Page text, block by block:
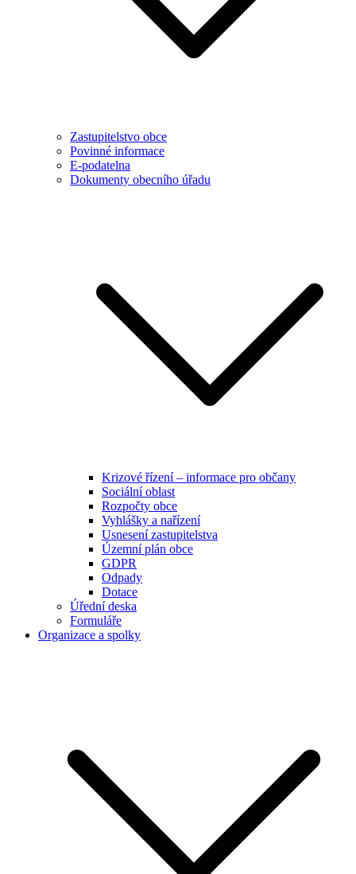
Zastupitelstvo obce
Povinné informace
E-podatelna
Dokumenty obecního úřadu
Krizové řízení – informace pro občany
Sociální oblast
Rozpočty obce
Vyhlášky a nařízení
Usnesení zastupitelstva
Územní plán obce
GDPR
Odpady
Dotace
Úřední deska
Formuláře
Organizace a spolky